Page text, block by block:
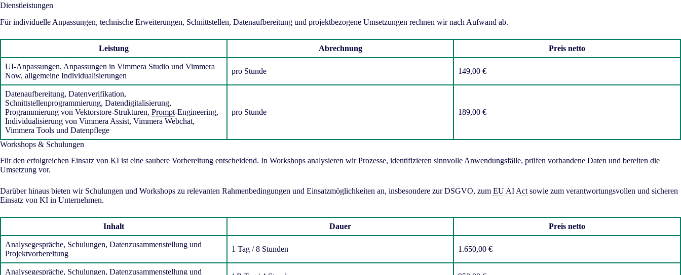
Dienstleistungen
Für individuelle Anpassungen, technische Erweiterungen, Schnittstellen, Datenaufbereitung und projektbezogene Umsetzungen rechnen wir nach Aufwand ab.
Leistung Abrechnung Preis netto
UI-Anpassungen, Anpassungen in Vimmera Studio und Vimmera
Now, allgemeine Individualisierungen
pro Stunde 149,00 €
Datenaufbereitung, Datenverifikation,
Schnittstellenprogrammierung, Datendigitalisierung,
Programmierung von Vektorstore-Strukturen, Prompt-Engineering,
Individualisierung von Vimmera Assist, Vimmera Webchat,
Vimmera Tools und Datenpflege
pro Stunde 189,00 €
Workshops & Schulungen
Für den erfolgreichen Einsatz von KI ist eine saubere Vorbereitung entscheidend. In Workshops analysieren wir Prozesse, identifizieren sinnvolle Anwendungsfälle, prüfen vorhandene Daten und bereiten die
Umsetzung vor.
Darüber hinaus bieten wir Schulungen und Workshops zu relevanten Rahmenbedingungen und Einsatzmöglichkeiten an, insbesondere zur DSGVO, zum EU AI Act sowie zum verantwortungsvollen und sicheren
Einsatz von KI in Unternehmen.
Inhalt Dauer Preis netto
Analysegespräche, Schulungen, Datenzusammenstellung und
Projektvorbereitung
1 Tag / 8 Stunden 1.650,00 €
Analysegespräche, Schulungen, Datenzusammenstellung und